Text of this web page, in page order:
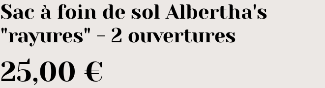
Sac à foin de sol Albertha's
"rayures" - 2 ouvertures
25,00 €